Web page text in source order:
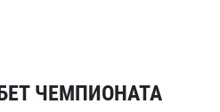
ЧЕМПИОНАТА